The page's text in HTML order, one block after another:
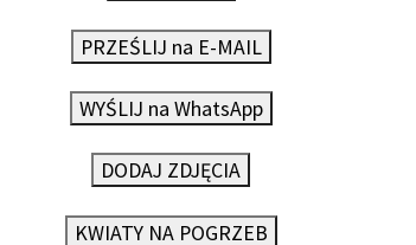
PRZEŚLIJ na E-MAIL
WYŚLIJ na WhatsApp
DODAJ ZDJĘCIA
KWIATY NA POGRZEB